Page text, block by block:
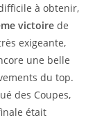
à obtenir,
victoire de
exigeante,
une belle
du top.
des Coupes,
était